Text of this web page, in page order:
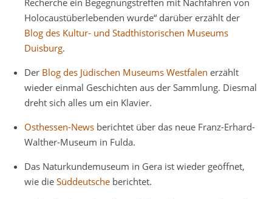
Recherche ein Begegnungstreffen mit Nachfahren von
Holocaustüberlebenden wurde“ darüber erzählt der
Blog des Kultur- und Stadthistorischen Museums
Duisburg.
Der Blog des Jüdischen Museums Westfalen erzählt
wieder einmal Geschichten aus der Sammlung. Diesmal
dreht sich alles um ein Klavier.
Osthessen-News berichtet über das neue Franz-Erhard-
Walther-Museum in Fulda.
Das Naturkundemuseum in Gera ist wieder geöffnet,
wie die Süddeutsche berichtet.